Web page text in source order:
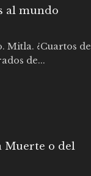
al mundo
Mitla. ¿Cuartos de
de...
Muerte o del